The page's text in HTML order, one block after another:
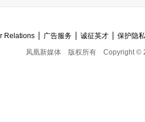
Relations 广告服务 诚征英才
保护隐
凤凰新媒体
版权所有 Copyright ©